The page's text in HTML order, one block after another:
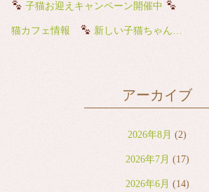
子猫お迎えキャンペーン開催中
猫カフェ情報 新しい子猫ちゃんが猫カフェデビューしました
アーカイブ
2026年8月 (2)
2026年7月 (17)
2026年6月 (14)